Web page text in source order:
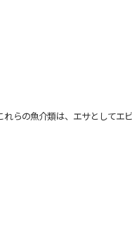
の魚介類は、エサとしてエ